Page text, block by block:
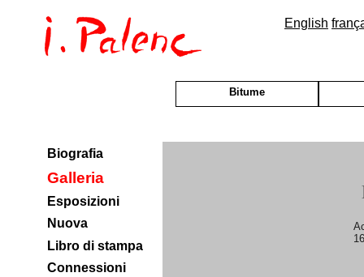
English
Bitume
Biografia
Galleria
Esposizioni
Nuova
Libro di stampa
Connessioni